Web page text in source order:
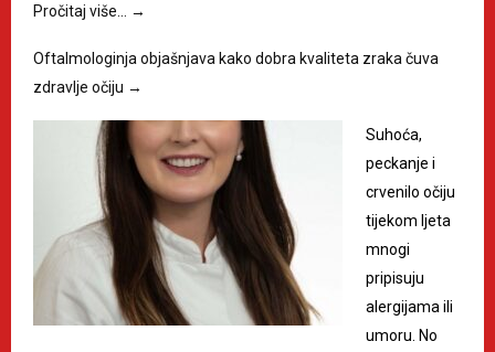
Pročitaj više…
→
Oftalmologinja objašnjava kako dobra kvaliteta zraka čuva
zdravlje očiju →
Suhoća,
peckanje i
crvenilo očiju
tijekom ljeta
mnogi
pripisuju
alergijama ili
umoru. No